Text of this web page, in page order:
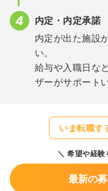
内定・内定承諾
内定が出た施設
い。
給与や入職日な
ザーがサポート
いま転職す
希望や経験
最新の